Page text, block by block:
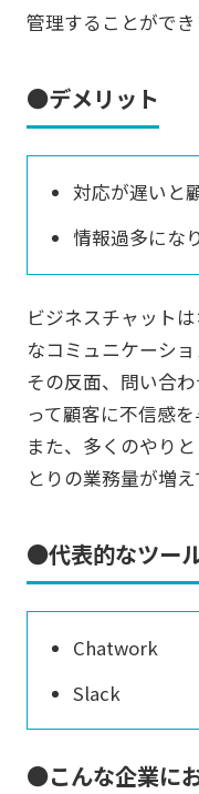
管理することができ
●デメリット
対応が遅いと
情報過多にな
ビジネスチャット
なコミュニケーショ
その反面、問い合
って顧客に不信感を
また、多くのやり
とりの業務量が増
●代表的なツー
Chatwork
Slack
●こんな企業に